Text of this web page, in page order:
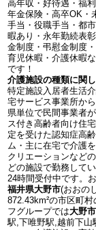
高年収・好待遇・福
年金保険・高卒OK・
手当・役職手当・都
暇あり・永年勤続表
金制度・弔慰金制度
育児休暇・介護休暇
です！
介護施設の種類に関
特定施設入居者生活
宅サービス事業所か
県単位で民間事業者
ス付き高齢者向け住
定を受けた認知症高
ム・主に在宅で介護
クリエーションなど
どの施設で勤務して
24時間受付中です。
福井県大野市(おおの
872.43km²の市区町
フグループでは大野市
駅,下唯野駅,越前下山